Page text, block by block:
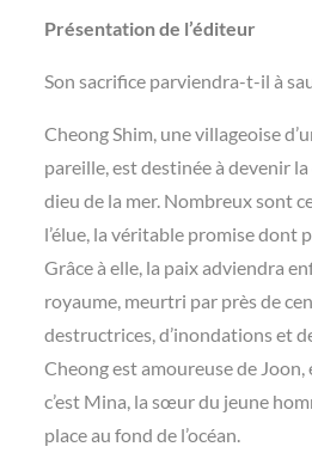
Présentation de l’éditeur
Son sacrifice parviendra-t-il à
Cheong Shim, une villageoise
pareille, est destinée à devenir
dieu de la mer. Nombreux sont
l’élue, la véritable promise dont
Grâce à elle, la paix adviendra
royaume, meurtri par près de
destructrices, d’inondations et
Cheong est amoureuse de Joon,
c’est Mina, la sœur du jeune
place au fond de l’océan.